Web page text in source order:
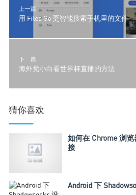
上一篇
用 Files Go 更智能搜索手机里的文件
下一篇
海外党小白看世界杯直播的方法
猜你喜欢
如何在 Chrome 浏
接
Android 下